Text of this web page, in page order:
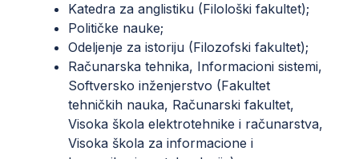
Katedra za anglistiku (Filološki fakultet);
Političke nauke;
Odeljenje za istoriju (Filozofski fakultet);
Računarska tehnika, Informacioni sistemi,
Softversko inženjerstvo (Fakultet
tehničkih nauka, Računarski fakultet,
Visoka škola elektrotehnike i računarstva,
Visoka škola za informacione i